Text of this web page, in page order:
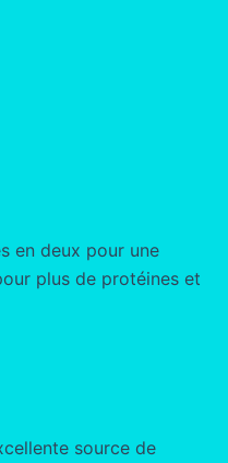
en deux pour une
plus de protéines et
source de